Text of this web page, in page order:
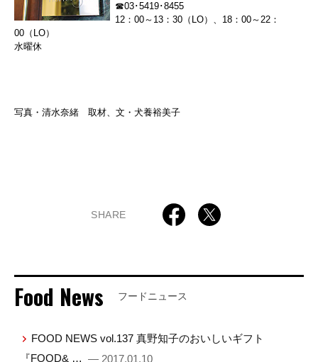
☎03･5419･8455
12：00～13：30（LO）、18：00～22：
00（LO）
水曜休
写真・清水奈緒 取材、文・犬養裕美子
SHARE
Food News フードニュース
FOOD NEWS vol.137 真野知子のおいしいギフト
『FOOD& … — 2017.01.10